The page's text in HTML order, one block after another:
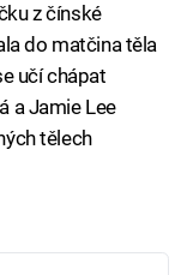
z čínské
do matčina těla
učí chápat
a Jamie Lee
tělech